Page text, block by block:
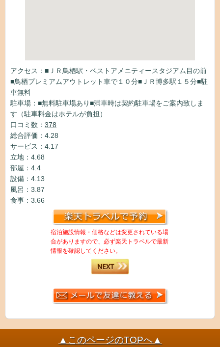
アクセス：■ＪＲ鳥栖駅・ベストアメニティースタジアム目の前
■鳥栖プレミアムアウトレット車で１０分■ＪＲ博多駅１５分■駐
車無料
駐車場：■無料駐車場あり■満車時は契約駐車場をご案内致しま
す（駐車料金はホテルが負担）
口コミ数： 378
総合評価：4.28
サービス：4.17
立地：4.68
部屋：4.4
設備：4.13
風呂：3.87
食事：3.66
宿泊施設情報・価格などは変更されている場
合がありますので、必ず楽天トラベルで最新
情報を確認してください。
▲このページのTOPへ▲